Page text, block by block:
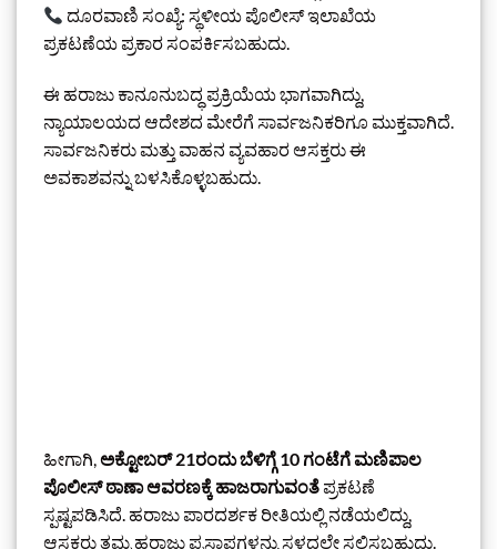
ದೂರವಾಣಿ ಸಂಖ್ಯೆ: ಸ್ಥಳೀಯ ಪೊಲೀಸ್ ಇಲಾಖೆಯ
ಪ್ರಕಟಣೆಯ ಪ್ರಕಾರ ಸಂಪರ್ಕಿಸಬಹುದು.
ಈ ಹರಾಜು ಕಾನೂನುಬದ್ಧ ಪ್ರಕ್ರಿಯೆಯ ಭಾಗವಾಗಿದ್ದು,
ನ್ಯಾಯಾಲಯದ ಆದೇಶದ ಮೇರೆಗೆ ಸಾರ್ವಜನಿಕರಿಗೂ ಮುಕ್ತವಾಗಿದೆ.
ಸಾರ್ವಜನಿಕರು ಮತ್ತು ವಾಹನ ವ್ಯವಹಾರ ಆಸಕ್ತರು ಈ
ಅವಕಾಶವನ್ನು ಬಳಸಿಕೊಳ್ಳಬಹುದು.
ಹೀಗಾಗಿ,ಅಕ್ಟೋಬರ್ 21ರಂದು ಬೆಳಿಗ್ಗೆ 10 ಗಂಟೆಗೆ ಮಣಿಪಾಲ
ಪೊಲೀಸ್ ಠಾಣಾ ಆವರಣಕ್ಕೆ ಹಾಜರಾಗುವಂತೆಪ್ರಕಟಣೆ
ಸ್ಪಷ್ಟಪಡಿಸಿದೆ. ಹರಾಜು ಪಾರದರ್ಶಕ ರೀತಿಯಲ್ಲಿ ನಡೆಯಲಿದ್ದು,
ಆಸಕ್ತರು ತಮ್ಮ ಹರಾಜು ಪ್ರಸ್ತಾಪಗಳನ್ನು ಸ್ಥಳದಲ್ಲೇ ಸಲ್ಲಿಸಬಹುದು.